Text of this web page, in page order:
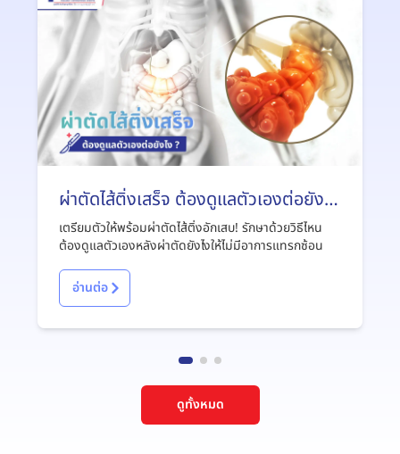
ผ่าตัดไส้ติ่งเสร็จ ต้องดูแลตัวเองต่อยังไง
?
เตรียมตัวให้พร้อมผ่าตัดไส้ติ่งอักเสบ! รักษาด้วยวิธีไหน
ต้องดูแลตัวเองหลังผ่าตัดยังไงให้ไม่มีอาการแทรกซ้อน
อ่านต่อ
ดูทั้งหมด